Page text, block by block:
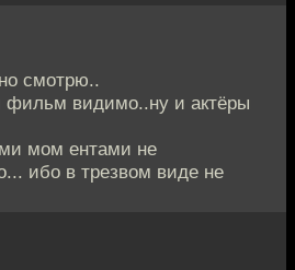
смотрю..
фильм видимо..ну и актёры
мом ентами не
ибо в трезвом виде не